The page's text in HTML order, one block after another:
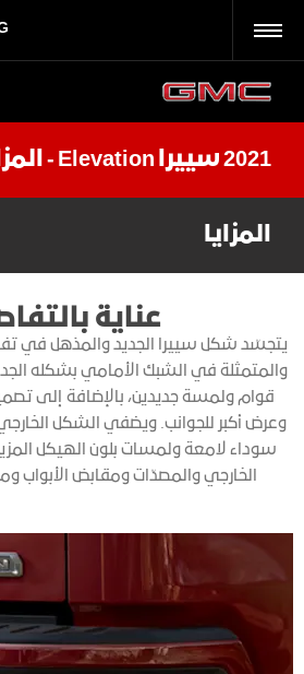
2021 سييرا Elevation - المزايا الخارجية
المزايا
عناية
يتجسّد شكل سييرا الجديد والمذهل في
والمتمثلة في الشبك الأمامي بشكله
قوام ولمسة جديدين، بالإضافة إلى
وعرض أكبر للجوانب. ويضفي الشكل
سوداء لامعة ولمسات بلون الهيكل
الخارجي والمصدّات ومقابض الأبواب